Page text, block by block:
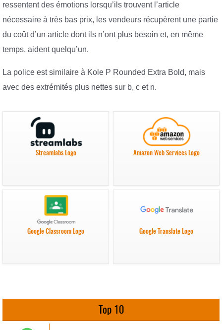
ressentent des émotions lorsqu’ils trouvent l’article
nécessaire à très bas prix, les vendeurs récupèrent une partie
du coût d’un article dont ils n’ont plus besoin et, en même
temps, aident quelqu’un.
La police est similaire à Kole P Rounded Extra Bold, mais
avec des extrémités plus nettes sur b, c et n.
Streamlabs Logo Amazon Web Services Logo
Google Classroom Logo Google Translate Logo
Top 10